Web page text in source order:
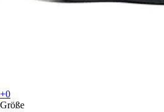
+0
Größe